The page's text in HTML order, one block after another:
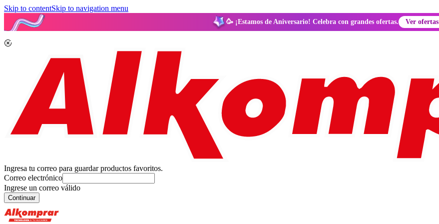
Skip to contentSkip to navigation menu
🥳 ¡Estamos de Aniversario! Celebra con grandes ofertas. Ver ofertas
Ingresa tu correo para guardar productos favoritos.
Correo electrónico
Ingrese un correo válido
Continuar